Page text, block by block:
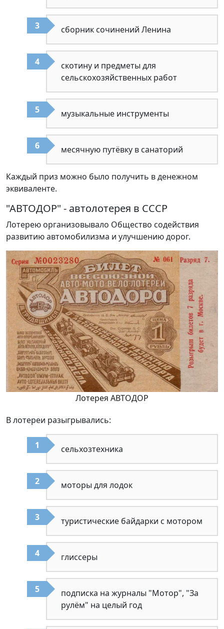
сборник сочинений Ленина
скотину и предметы для
сельскохозяйственных работ
музыкальные инструменты
месячную путёвку в санаторий
Каждый приз можно было получить в денежном
эквиваленте.
"АВТОДОР" - автолотерея в СССР
Лотерею организовывало Общество содействия
развитию автомобилизма и улучшению дорог.
Лотерея АВТОДОР
В лотереи разыгрывались:
сельхозтехника
моторы для лодок
туристические байдарки с мотором
глиссеры
подписка на журналы "Мотор", "За
рулём" на целый год